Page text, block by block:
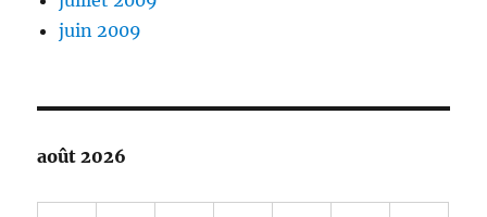
juin 2009
août 2026